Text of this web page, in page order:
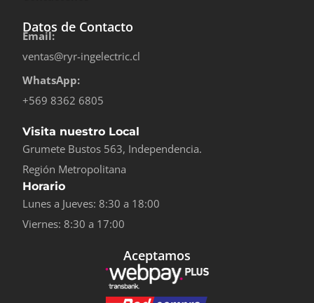
Datos de Contacto
Email:
ventas@ryr-ingelectric.cl
WhatsApp:
+569 8362 6805
Visita nuestro Local
Grumete Bustos 563, Independencia.
Región Metropolitana
Horario
Lunes a Jueves: 8:30 a 18:00
Viernes: 8:30 a 17:00
Aceptamos